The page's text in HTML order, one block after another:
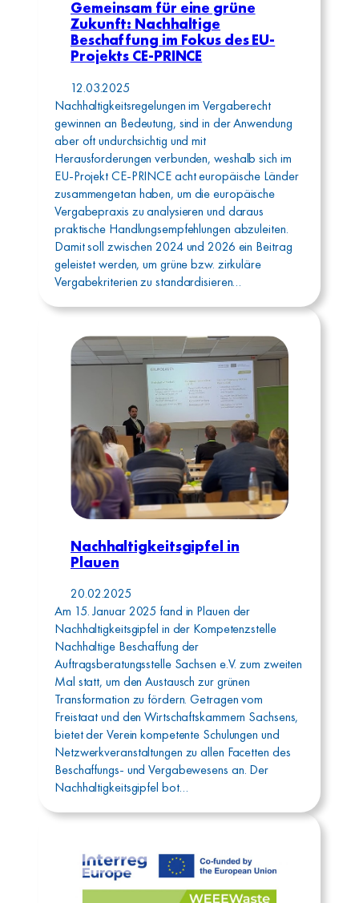
Gemeinsam für eine grüne
Zukunft: Nachhaltige
Beschaffung im Fokus des EU-
Projekts CE-PRINCE
12.03.2025
Nachhaltigkeitsregelungen im Vergaberecht
gewinnen an Bedeutung, sind in der Anwendung
aber oft undurchsichtig und mit
Herausforderungen verbunden, weshalb sich im
EU-Projekt CE-PRINCE acht europäische Länder
zusammengetan haben, um die europäische
Vergabepraxis zu analysieren und daraus
praktische Handlungsempfehlungen abzuleiten.
Damit soll zwischen 2024 und 2026 ein Beitrag
geleistet werden, um grüne bzw. zirkuläre
Vergabekriterien zu standardisieren…
Nachhaltigkeitsgipfel in
Plauen
20.02.2025
Am 15. Januar 2025 fand in Plauen der
Nachhaltigkeitsgipfel in der Kompetenzstelle
Nachhaltige Beschaffung der
Auftragsberatungsstelle Sachsen e.V. zum zweiten
Mal statt, um den Austausch zur grünen
Transformation zu fördern. Getragen vom
Freistaat und den Wirtschaftskammern Sachsens,
bietet der Verein kompetente Schulungen und
Netzwerkveranstaltungen zu allen Facetten des
Beschaffungs- und Vergabewesens an. Der
Nachhaltigkeitsgipfel bot…